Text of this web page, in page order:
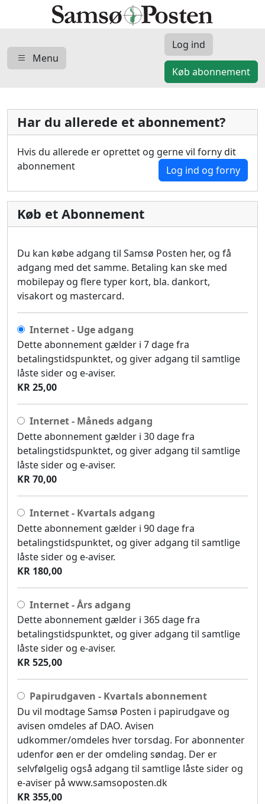
Menu
Log ind
Køb abonnement
Har du allerede et abonnement?
Hvis du allerede er oprettet og gerne vil forny dit
abonnement
Log ind og forny
Køb et Abonnement
Du kan købe adgang til Samsø Posten her, og få
adgang med det samme. Betaling kan ske med
mobilepay og flere typer kort, bla. dankort,
visakort og mastercard.
Internet - Uge adgang
Dette abonnement gælder i 7 dage fra
betalingstidspunktet, og giver adgang til samtlige
låste sider og e-aviser.
KR 25,00
Internet - Måneds adgang
Dette abonnement gælder i 30 dage fra
betalingstidspunktet, og giver adgang til samtlige
låste sider og e-aviser.
KR 70,00
Internet - Kvartals adgang
Dette abonnement gælder i 90 dage fra
betalingstidspunktet, og giver adgang til samtlige
låste sider og e-aviser.
KR 180,00
Internet - Års adgang
Dette abonnement gælder i 365 dage fra
betalingstidspunktet, og giver adgang til samtlige
låste sider og e-aviser.
KR 525,00
Papirudgaven - Kvartals abonnement
Du vil modtage Samsø Posten i papirudgave og
avisen omdeles af DAO. Avisen
udkommer/omdeles hver torsdag. For abonnenter
udenfor øen er der omdeling søndag. Der er
selvfølgelig også adgang til samtlige låste sider og
e-aviser på www.samsoposten.dk
KR 355,00